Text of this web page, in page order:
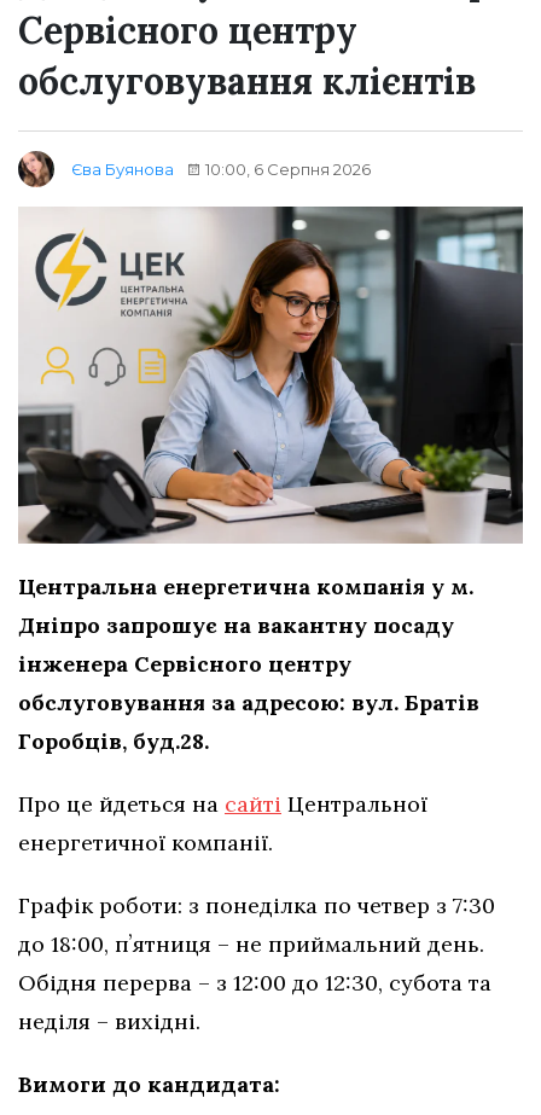
Сервісного центру
обслуговування клієнтів
Єва Буянова 10:00, 6 Серпня 2026
Центральна енергетична компанія у м.
Дніпро запрошує на вакантну посаду
інженера Сервісного центру
обслуговування за адресою: вул. Братів
Горобців, буд.28.
Про це йдеться на сайті Центральної
енергетичної компанії.
Графік роботи: з понеділка по четвер з 7:30
до 18:00, пʼятниця – не приймальний день.
Обідня перерва – з 12:00 до 12:30, субота та
неділя – вихідні.
Вимоги до кандидата: